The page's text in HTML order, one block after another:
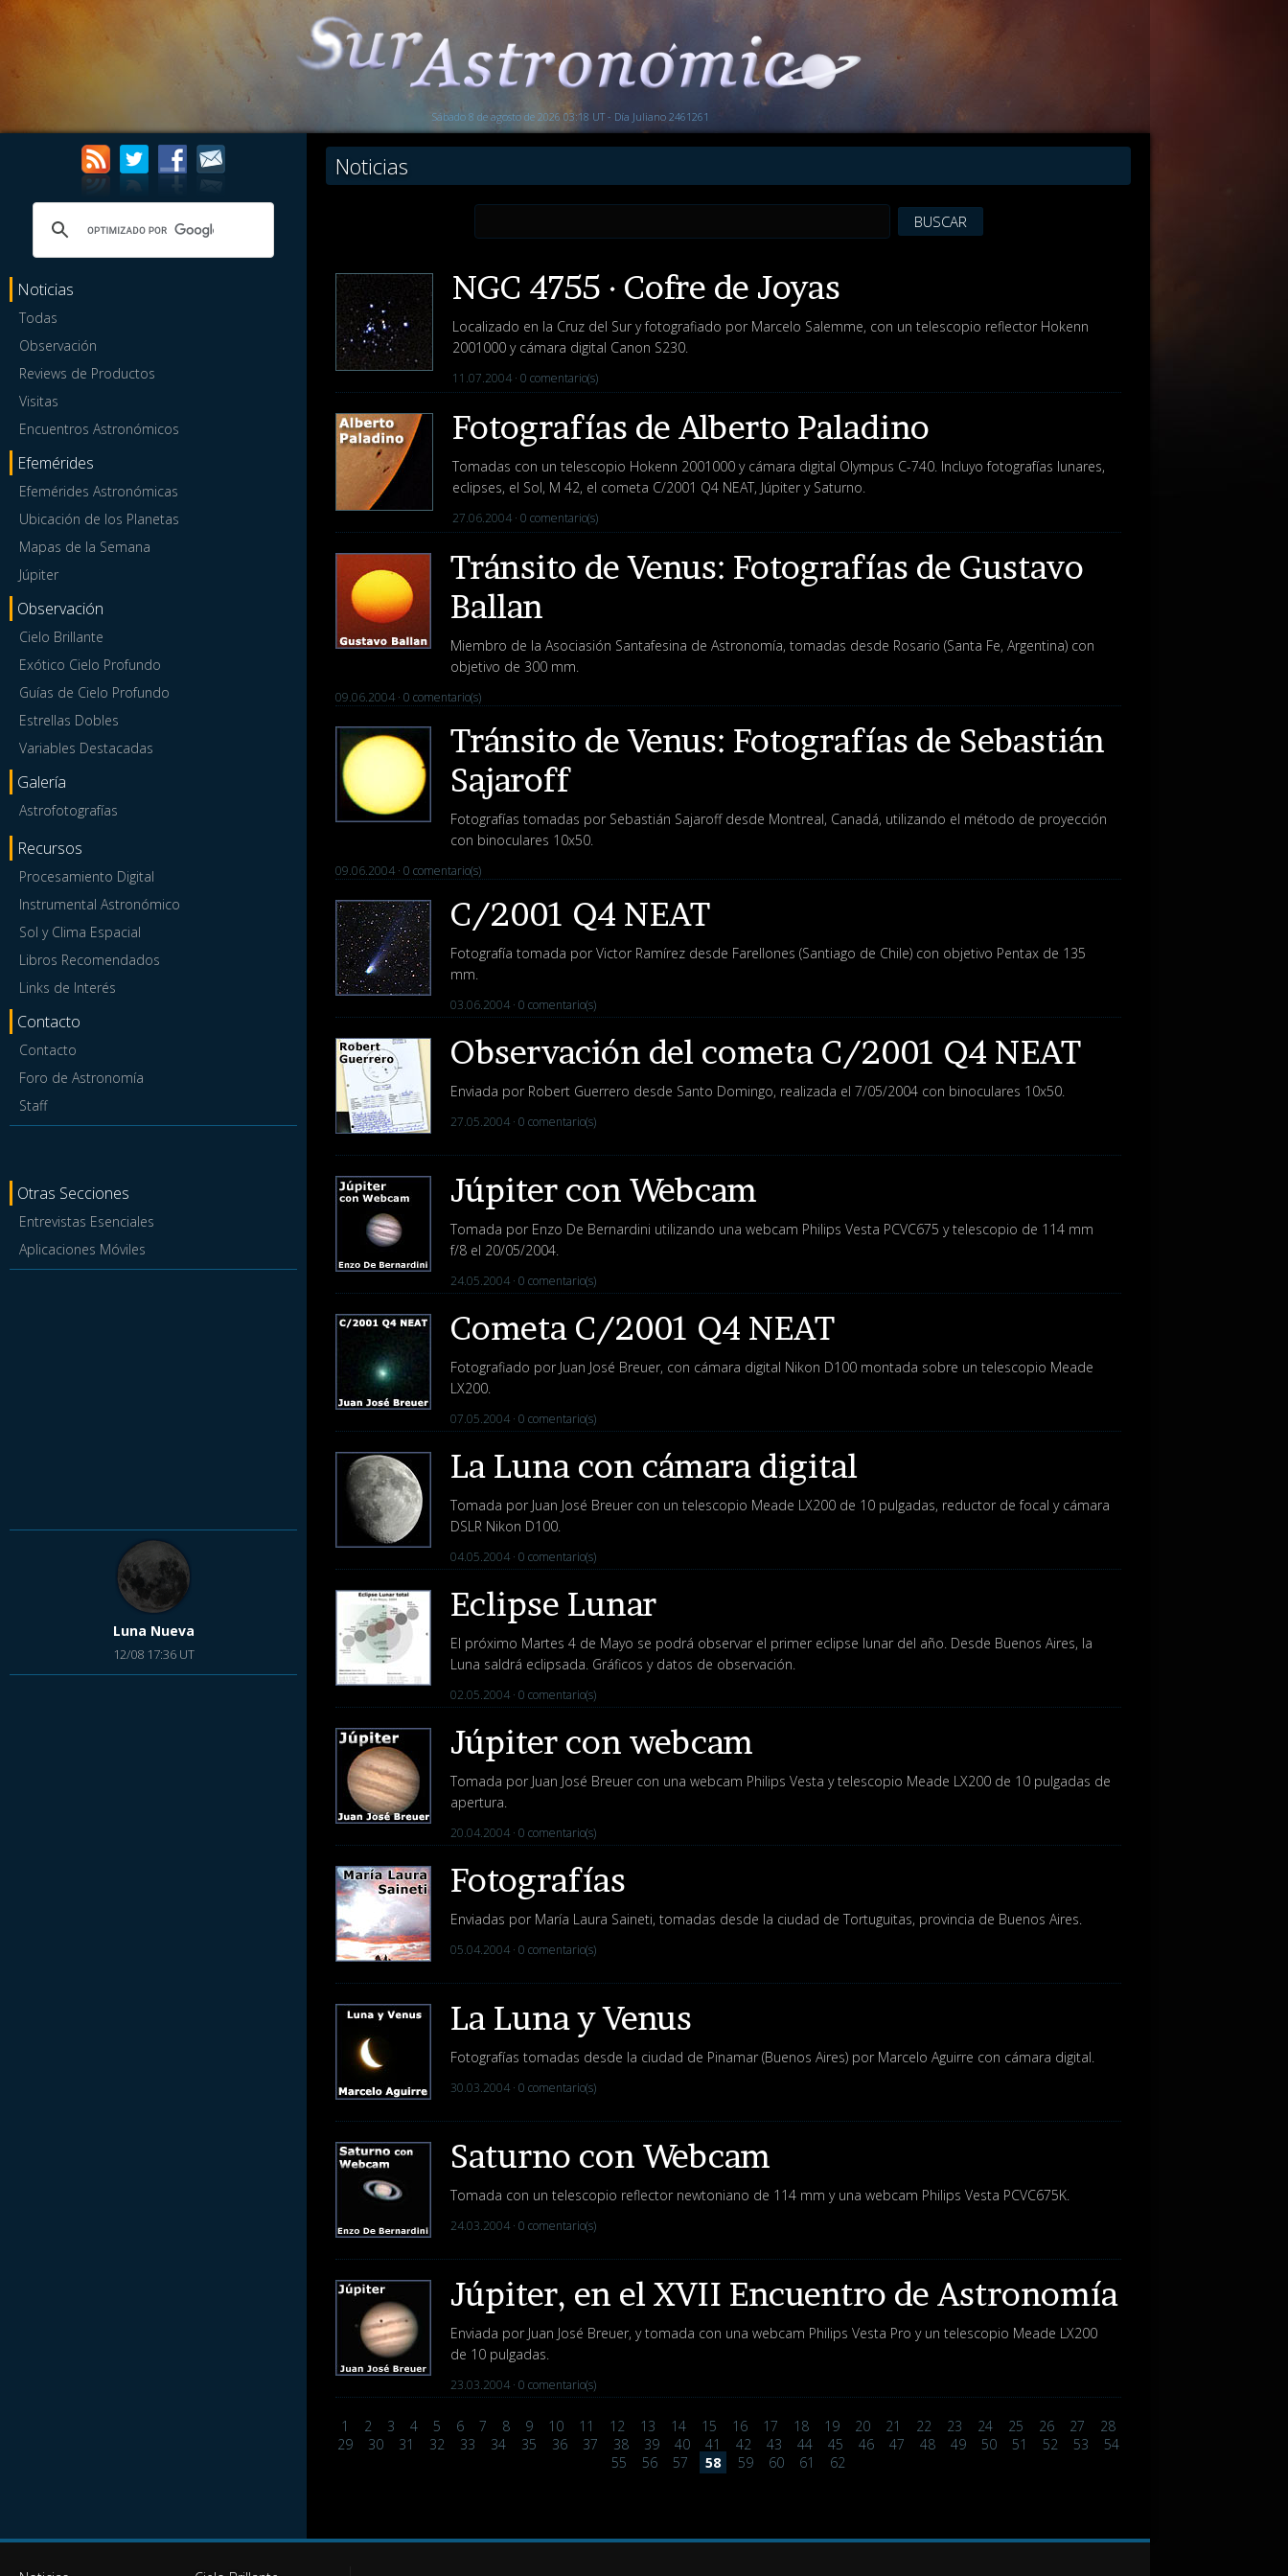
Sábado 8 de agosto de 2026 03:18 UT - Día Juliano 2461261
Noticias
Todas
Observación
Reviews de Productos
Visitas
Encuentros Astronómicos
Efemérides
Efemérides Astronómicas
Ubicación de los Planetas
Mapas de la Semana
Júpiter
Observación
Cielo Brillante
Exótico Cielo Profundo
Guías de Cielo Profundo
Estrellas Dobles
Variables Destacadas
Galería
Astrofotografías
Recursos
Procesamiento Digital
Instrumental Astronómico
Sol y Clima Espacial
Libros Recomendados
Links de Interés
Contacto
Contacto
Foro de Astronomía
Staff
Otras Secciones
Entrevistas Esenciales
Aplicaciones Móviles
Luna Nueva
12/08 17:36 UT
Noticias
BUSCAR
NGC 4755 · Cofre de Joyas
Localizado en la Cruz del Sur y fotografiado por Marcelo Salemme, con un telescopio reflector Hokenn
2001000 y cámara digital Canon S230.
11.07.2004 · 0 comentario(s)
Fotografías de Alberto Paladino
Tomadas con un telescopio Hokenn 2001000 y cámara digital Olympus C-740. Incluyo fotografías lunares,
eclipses, el Sol, M 42, el cometa C/2001 Q4 NEAT, Júpiter y Saturno.
27.06.2004 · 0 comentario(s)
Tránsito de Venus: Fotografías de Gustavo
Ballan
Miembro de la Asociasión Santafesina de Astronomía, tomadas desde Rosario (Santa Fe, Argentina) con
objetivo de 300 mm.
09.06.2004 · 0 comentario(s)
Tránsito de Venus: Fotografías de Sebastián
Sajaroff
Fotografías tomadas por Sebastián Sajaroff desde Montreal, Canadá, utilizando el método de proyección
con binoculares 10x50.
09.06.2004 · 0 comentario(s)
C/2001 Q4 NEAT
Fotografía tomada por Victor Ramírez desde Farellones (Santiago de Chile) con objetivo Pentax de 135
mm.
03.06.2004 · 0 comentario(s)
Observación del cometa C/2001 Q4 NEAT
Enviada por Robert Guerrero desde Santo Domingo, realizada el 7/05/2004 con binoculares 10x50.
27.05.2004 · 0 comentario(s)
Júpiter con Webcam
Tomada por Enzo De Bernardini utilizando una webcam Philips Vesta PCVC675 y telescopio de 114 mm
f/8 el 20/05/2004.
24.05.2004 · 0 comentario(s)
Cometa C/2001 Q4 NEAT
Fotografiado por Juan José Breuer, con cámara digital Nikon D100 montada sobre un telescopio Meade
LX200.
07.05.2004 · 0 comentario(s)
La Luna con cámara digital
Tomada por Juan José Breuer con un telescopio Meade LX200 de 10 pulgadas, reductor de focal y cámara
DSLR Nikon D100.
04.05.2004 · 0 comentario(s)
Eclipse Lunar
El próximo Martes 4 de Mayo se podrá observar el primer eclipse lunar del año. Desde Buenos Aires, la
Luna saldrá eclipsada. Gráficos y datos de observación.
02.05.2004 · 0 comentario(s)
Júpiter con webcam
Tomada por Juan José Breuer con una webcam Philips Vesta y telescopio Meade LX200 de 10 pulgadas de
apertura.
20.04.2004 · 0 comentario(s)
Fotografías
Enviadas por María Laura Saineti, tomadas desde la ciudad de Tortuguitas, provincia de Buenos Aires.
05.04.2004 · 0 comentario(s)
La Luna y Venus
Fotografías tomadas desde la ciudad de Pinamar (Buenos Aires) por Marcelo Aguirre con cámara digital.
30.03.2004 · 0 comentario(s)
Saturno con Webcam
Tomada con un telescopio reflector newtoniano de 114 mm y una webcam Philips Vesta PCVC675K.
24.03.2004 · 0 comentario(s)
Júpiter, en el XVII Encuentro de Astronomía
Enviada por Juan José Breuer, y tomada con una webcam Philips Vesta Pro y un telescopio Meade LX200
de 10 pulgadas.
23.03.2004 · 0 comentario(s)
1 2 3 4 5 6 7 8 9 10 11 12 13 14 15 16 17 18 19 20 21 22 23 24 25 26 27
28
29
30 31 32 33 34 35 36 37 38 39 40 41 42 43 44 45 46 47 48 49 50 51 52 53
54
55
56 57 58 59 60 61 62